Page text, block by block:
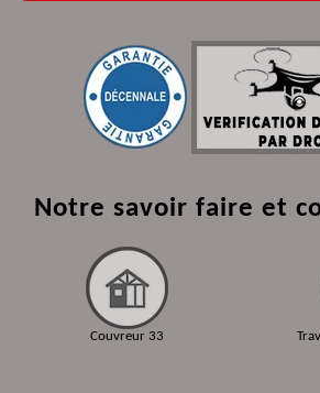
Notre savoir faire et
Couvreur 33